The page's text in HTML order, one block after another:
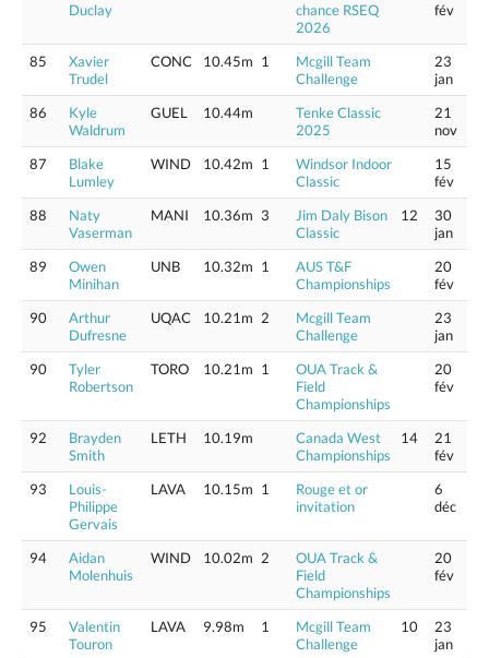
Duclay
chance RSEQ
2026
fév
85
Xavier
Trudel
CONC 10.45m 1
Mcgill Team
Challenge
23
jan
86
Kyle
Waldrum
GUEL 10.44m
Tenke Classic
2025
21
nov
87
Blake
Lumley
WIND 10.42m 1
Windsor Indoor
Classic
15
fév
88
Naty
Vaserman
MANI 10.36m 3
Jim Daly Bison
Classic
12
30
jan
89
Owen
Minihan
UNB 10.32m 1
AUS T&F
Championships
20
fév
90
Arthur
Dufresne
UQAC 10.21m 2
Mcgill Team
Challenge
23
jan
90
Tyler
Robertson
TORO 10.21m 1
OUA Track &
Field
Championships
20
fév
92
Brayden
Smith
LETH 10.19m
Canada West
Championships
14
21
fév
93
Louis-
Philippe
Gervais
LAVA 10.15m 1
Rouge et or
invitation
6
déc
94
Aidan
Molenhuis
WIND 10.02m 2
OUA Track &
Field
Championships
20
fév
95
Valentin
Touron
LAVA 9.98m 1
Mcgill Team
Challenge
10
23
jan